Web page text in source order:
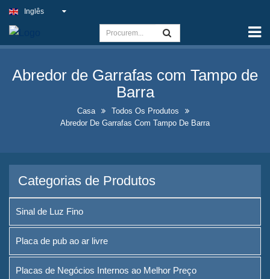
Capacidade
Sinal de Luz Fino
Placas de Negócios Internos
de Néon Falsas
Design de Exposição de
Garrafas de Bebidas
Chamativas
Placas de Quadro de Quadro-
Inglês
Abredor de Garrafas com Tampo de
Barra
Casa
Todos Os Produtos
Abredor De Garrafas Com Tampo De Barra
Categorias de Produtos
Sinal de Luz Fino
Placa de pub ao ar livre
Placas de Negócios Internos ao Melhor Preço